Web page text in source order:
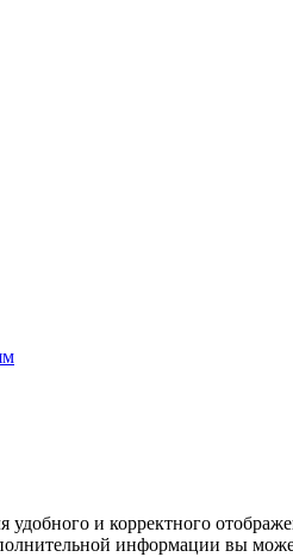
удобного и корректного
информации вы